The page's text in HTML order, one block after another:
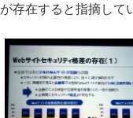
が存在すると指摘して